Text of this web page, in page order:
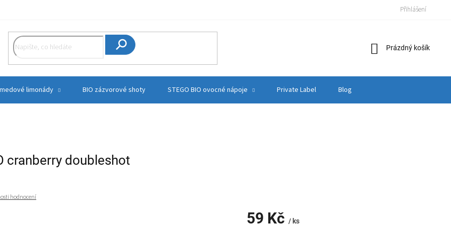
Přihlášení
Nákupní
Prázdný košík
limonády BIO zázvorové shoty STEGO BIO ovocné nápoje Private Label Blog
cranberry doubleshot
hodnocení
59 Kč / ks